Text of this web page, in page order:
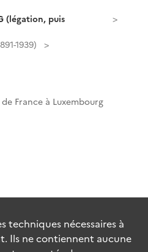
(légation, puis
1939)
France à Luxembourg
techniques nécessaires à
Ils ne contiennent aucune